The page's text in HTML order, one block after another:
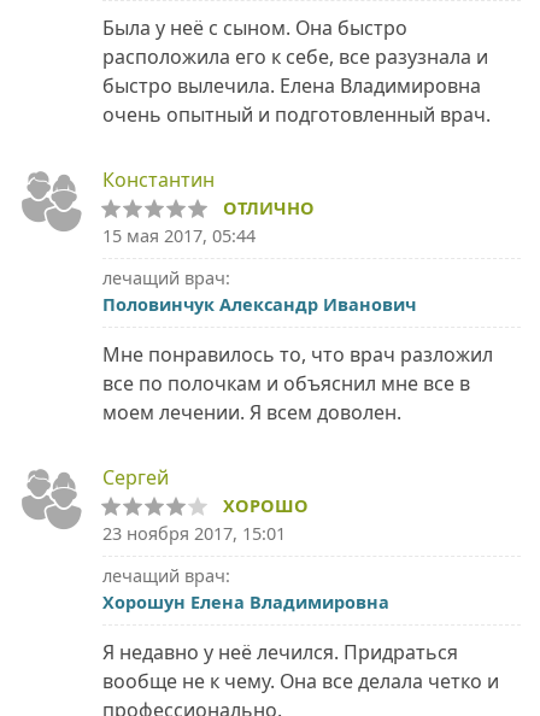
Была у неё с сыном. Она быстро
расположила его к себе, все разузнала и
быстро вылечила. Елена Владимировна
очень опытный и подготовленный врач.
Константин
ОТЛИЧНО
15 мая 2017, 05:44
лечащий врач:
Половинчук Александр Иванович
Мне понравилось то, что врач разложил
все по полочкам и объяснил мне все в
моем лечении. Я всем доволен.
Сергей
ХОРОШО
23 ноября 2017, 15:01
лечащий врач:
Хорошун Елена Владимировна
Я недавно у неё лечился. Придраться
вообще не к чему. Она все делала четко и
профессионально.